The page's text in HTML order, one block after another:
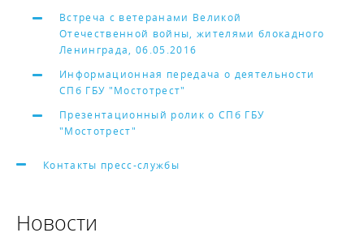
Встреча с ветеранами Великой
Отечественной войны, жителями блокадного
Ленинграда, 06.05.2016
Информационная передача о деятельности
СПб ГБУ "Мостотрест"
Презентационный ролик о СПб ГБУ
"Мостотрест"
Контакты пресс-службы
Новости